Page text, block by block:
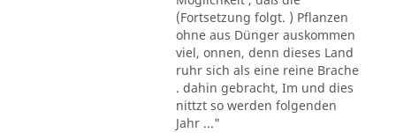
(Fortsetzung folgt. ) Pflanzen
ohne aus Dünger auskommen
viel, onnen, denn dieses Land
ruhr sich als eine reine Brache
. dahin gebracht, Im und dies
nittzt so werden folgenden
Jahr ..."